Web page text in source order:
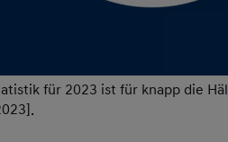
für 2023 ist für knapp die